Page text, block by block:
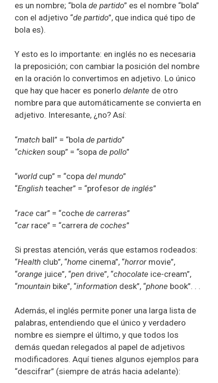
es un nombre; “bola de partido” es el nombre “bola”
con el adjetivo “de partido”, que indica qué tipo de
bola es).
Y esto es lo importante: en inglés no es necesaria
la preposición; con cambiar la posición del nombre
en la oración lo convertimos en adjetivo. Lo único
que hay que hacer es ponerlo delante de otro
nombre para que automáticamente se convierta en
adjetivo. Interesante, ¿no? Así:
“match ball” = “bola de partido”
“chicken soup” = “sopa de pollo”
“worldcup” = “copa del mundo”
“English teacher” = “profesor de inglés”
“race car” = “coche de carreras”
“car race” = “carrera de coches”
Si prestas atención, verás que estamos rodeados:
“Health club”, “home cinema”, “horror movie”,
“orange juice”, “pen drive”, “chocolate ice-cream”,
“mountain bike”, “information desk”, “phone book”. . .
Además, el inglés permite poner una larga lista de
palabras, entendiendo que el único y verdadero
nombre es siempre el último, y que todos los
demás quedan relegados al papel de adjetivos
modificadores. Aquí tienes algunos ejemplos para
“descifrar” (siempre de atrás hacia adelante):